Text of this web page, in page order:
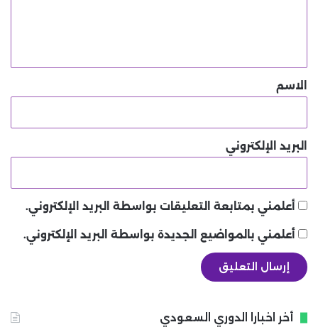
*الاسم
البريد الإلكتروني
أعلمني بمتابعة التعليقات بواسطة البريد الإلكتروني.
أعلمني بالمواضيع الجديدة بواسطة البريد الإلكتروني.
أخر اخبارا الدوري السعودي